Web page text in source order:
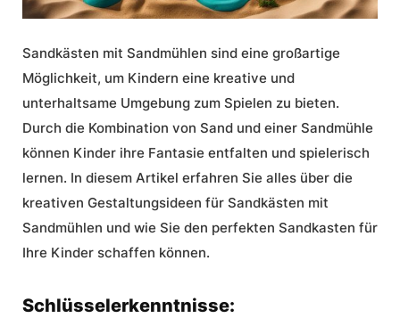
Sandkästen mit Sandmühlen sind eine großartige
Möglichkeit, um Kindern eine kreative und
unterhaltsame Umgebung zum Spielen zu bieten.
Durch die Kombination von Sand und einer Sandmühle
können Kinder ihre Fantasie entfalten und spielerisch
lernen. In diesem Artikel erfahren Sie alles über die
kreativen Gestaltungsideen für Sandkästen mit
Sandmühlen und wie Sie den perfekten Sandkasten für
Ihre Kinder schaffen können.
Schlüsselerkenntnisse: